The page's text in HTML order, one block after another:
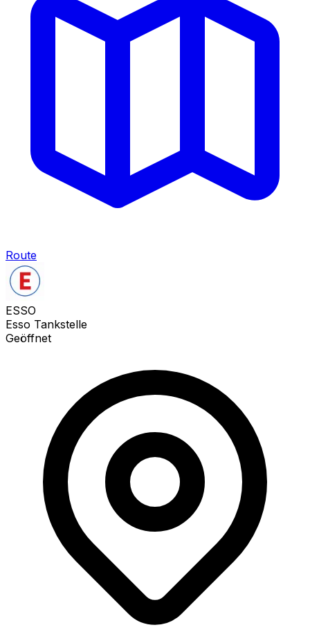
Route
ESSO
Esso Tankstelle
Geöffnet